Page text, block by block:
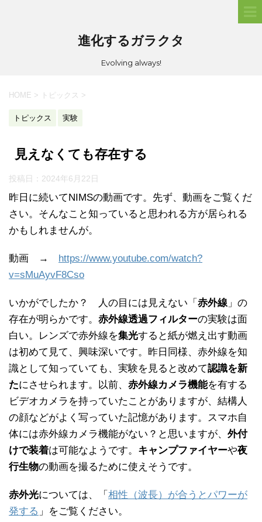
進化するガラクタ
Evolving always!
HOME > トピックス >
トピックス 実験
見えなくても存在する
投稿日： 2024年6月22日
昨日に続いてNIMSの動画です。先ず、動画をご覧くだ
さい。そんなこと知っていると思われる方が居られる
かもしれませんが。
動画 → https://www.youtube.com/watch?
v=sMuAyvF8Cso
いかがでしたか？ 人の目には見えない「 赤外線 」の
存在が明らかです。 赤外線透過フィルターの実験は面
白い。レンズで赤外線を集光すると紙が燃え出す動画
は初めて見て、興味深いです。昨日同様、赤外線を知
識として知っていても、実験を見ると改めて認識を新
たにさせられます。以前、 赤外線カメラ機能を有する
ビデオカメラを持っていたことがありますが、結構人
の顔などがよく写っていた記憶があります。スマホ自
体には赤外線カメラ機能がない？と思いますが、 外付
けで装着は可能なようです。 キャンプファイヤーや夜
行生物の動画を撮るために使えそうです。
赤外光については、「 相性（波長）が合うとパワーが
発する 」をご覧ください。